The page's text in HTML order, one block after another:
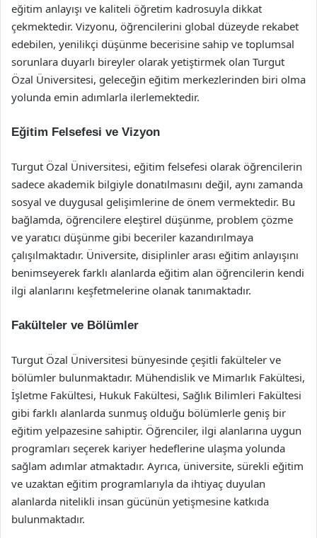
eğitim anlayışı ve kaliteli öğretim kadrosuyla dikkat
çekmektedir. Vizyonu, öğrencilerini global düzeyde rekabet
edebilen, yenilikçi düşünme becerisine sahip ve toplumsal
sorunlara duyarlı bireyler olarak yetiştirmek olan Turgut
Özal Üniversitesi, geleceğin eğitim merkezlerinden biri olma
yolunda emin adımlarla ilerlemektedir.
Eğitim Felsefesi ve Vizyon
Turgut Özal Üniversitesi, eğitim felsefesi olarak öğrencilerin
sadece akademik bilgiyle donatılmasını değil, aynı zamanda
sosyal ve duygusal gelişimlerine de önem vermektedir. Bu
bağlamda, öğrencilere eleştirel düşünme, problem çözme
ve yaratıcı düşünme gibi beceriler kazandırılmaya
çalışılmaktadır. Üniversite, disiplinler arası eğitim anlayışını
benimseyerek farklı alanlarda eğitim alan öğrencilerin kendi
ilgi alanlarını keşfetmelerine olanak tanımaktadır.
Fakülteler ve Bölümler
Turgut Özal Üniversitesi bünyesinde çeşitli fakülteler ve
bölümler bulunmaktadır. Mühendislik ve Mimarlık Fakültesi,
İşletme Fakültesi, Hukuk Fakültesi, Sağlık Bilimleri Fakültesi
gibi farklı alanlarda sunmuş olduğu bölümlerle geniş bir
eğitim yelpazesine sahiptir. Öğrenciler, ilgi alanlarına uygun
programları seçerek kariyer hedeflerine ulaşma yolunda
sağlam adımlar atmaktadır. Ayrıca, üniversite, sürekli eğitim
ve uzaktan eğitim programlarıyla da ihtiyaç duyulan
alanlarda nitelikli insan gücünün yetişmesine katkıda
bulunmaktadır.